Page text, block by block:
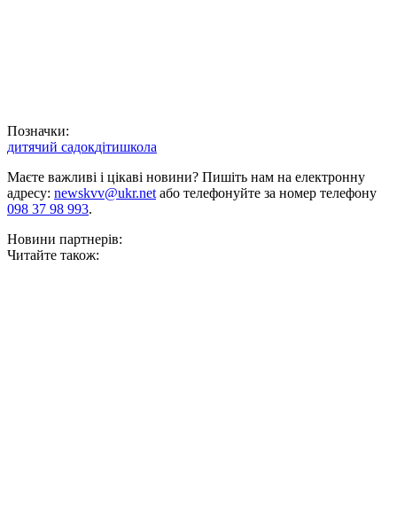
Позначки:
дитячий садокдітишкола
Маєте важливі і цікаві новини? Пишіть нам на електронну
адресу: newskvv@ukr.netабо телефонуйте за номер телефону
098 37 98 993.
Новини партнерів:
Читайте також: